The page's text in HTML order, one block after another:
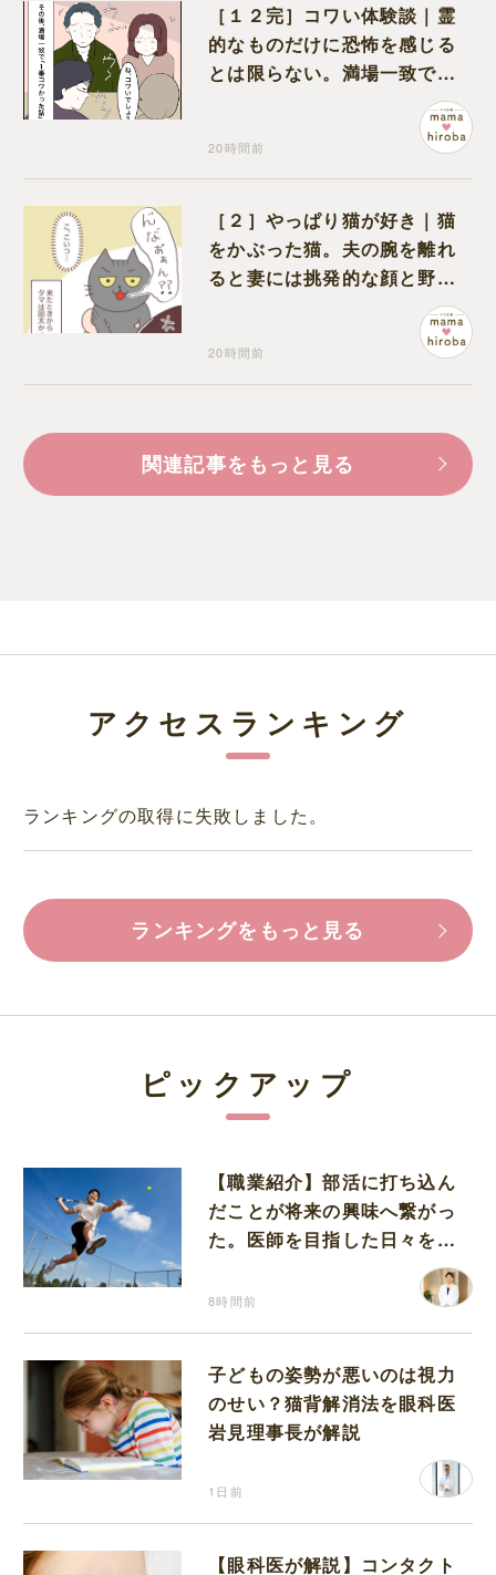
［１２完］コワい体験談｜霊
的なものだけに恐怖を感じる
とは限らない。満場一致でコ
ワいと認定された意外な体験
20時間前
［２］やっぱり猫が好き｜猫
をかぶった猫。夫の腕を離れ
ると妻には挑発的な顔と野太
20時間前
関連記事をもっと見る
アクセスランキング
ランキングの取得に失敗しました。
ランキングをもっと見る
ピックアップ
【職業紹介】部活に打ち込ん
だことが将来の興味へ繋がっ
た。医師を目指した日々を振
8時間前
子どもの姿勢が悪いのは視力
のせい？猫背解消法を眼科医
岩見理事長が解説
1日前
【眼科医が解説】コンタクト